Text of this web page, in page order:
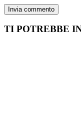
TI POTREBBE